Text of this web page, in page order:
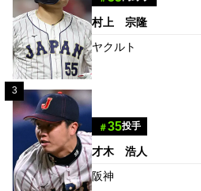
村上 宗隆
ヤクルト
3
＃35投手
才木 浩人
阪神